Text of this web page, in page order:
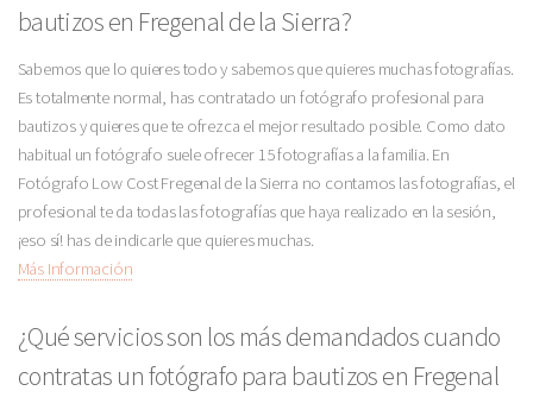
bautizos en Fregenal de la Sierra?
Sabemos que lo quieres todo y sabemos que quieres muchas fotografías.
Es totalmente normal, has contratado un fotógrafo profesional para
bautizos y quieres que te ofrezca el mejor resultado posible. Como dato
habitual un fotógrafo suele ofrecer 15 fotografías a la familia. En
Fotógrafo Low Cost Fregenal de la Sierra no contamos las fotografías, el
profesional te da todas las fotografías que haya realizado en la sesión,
¡eso sí! has de indicarle que quieres muchas.
Más Información
¿Qué servicios son los más demandados cuando
contratas un fotógrafo para bautizos en Fregenal